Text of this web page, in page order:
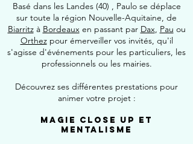
Basé dans les Landes (40) , Paulo se déplace
sur toute la région Nouvelle-Aquitaine, de
Biarritzà Bordeauxen passant par Dax, Pau ou
Orthezpour émerveiller vos invités, qu'il
s'agisse d'événements pour les particuliers, les
professionnels ou les mairies.
Découvrez ses différentes prestations pour
animer votre projet :
Magie close up et
mentalisme